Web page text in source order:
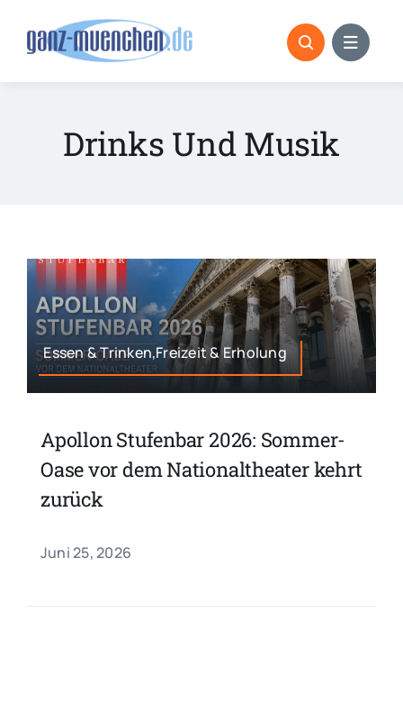
Drinks Und Musik
Essen & Trinken,Freizeit & Erholung
Apollon Stufenbar 2026: Sommer-
Oase vor dem Nationaltheater kehrt
zurück
Juni 25, 2026